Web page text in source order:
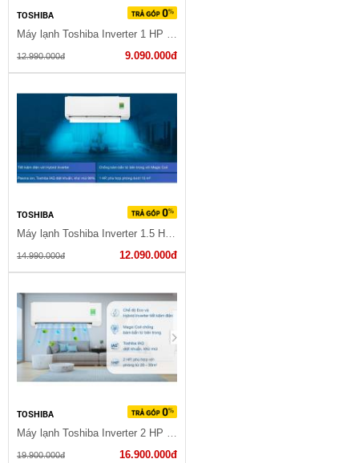
TOSHIBA
Máy lạnh Toshiba Inverter 1 HP RAS-H10L3KCVG-V
12.990.000đ 9.090.000đ
TOSHIBA
Máy lạnh Toshiba Inverter 1.5 HP RAS-H13L3KCVG-V
14.990.000đ 12.090.000đ
TOSHIBA
Máy lạnh Toshiba Inverter 2 HP RAS-H18C3KCVG-V
19.900.000đ 16.900.000đ